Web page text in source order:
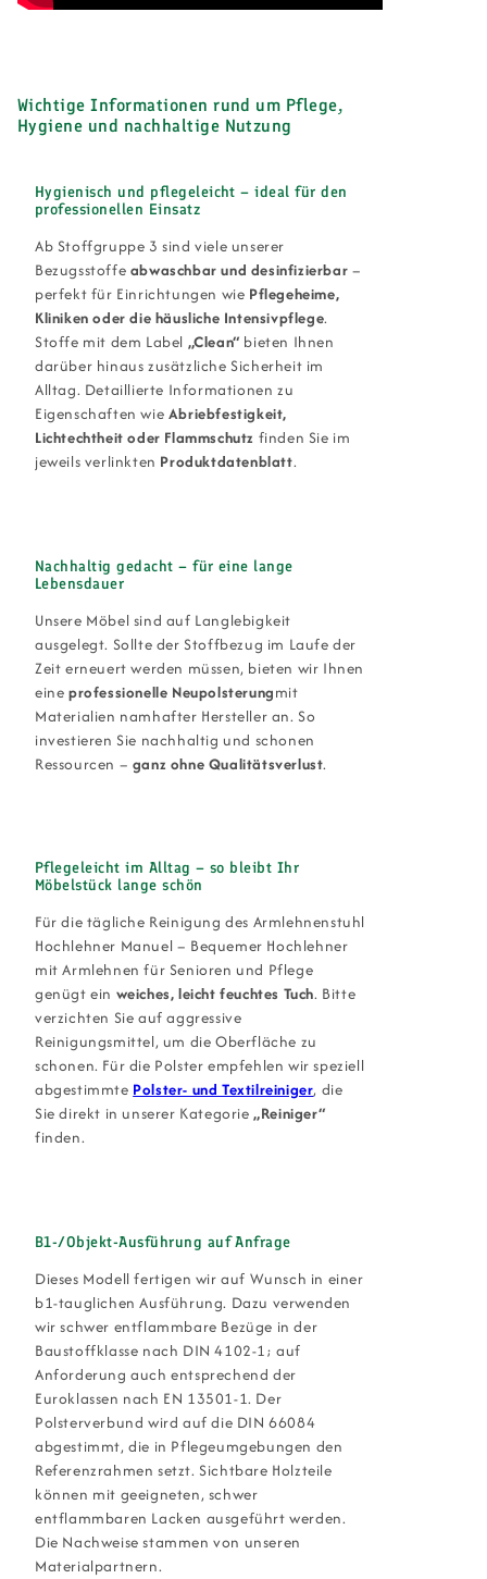
Wichtige Informationen rund um Pflege,
Hygiene und nachhaltige Nutzung
Hygienisch und pflegeleicht – ideal für den
professionellen Einsatz
Ab Stoffgruppe 3 sind viele unserer
Bezugsstoffe abwaschbar und desinfizierbar –
perfekt für Einrichtungen wie Pflegeheime,
Kliniken oder die häusliche Intensivpflege.
Stoffe mit dem Label „Clean“ bieten Ihnen
darüber hinaus zusätzliche Sicherheit im
Alltag. Detaillierte Informationen zu
Eigenschaften wie Abriebfestigkeit,
Lichtechtheit oder Flammschutz finden Sie im
jeweils verlinkten Produktdatenblatt.
Nachhaltig gedacht – für eine lange
Lebensdauer
Unsere Möbel sind auf Langlebigkeit
ausgelegt. Sollte der Stoffbezug im Laufe der
Zeit erneuert werden müssen, bieten wir Ihnen
eine professionelle Neupolsterungmit
Materialien namhafter Hersteller an. So
investieren Sie nachhaltig und schonen
Ressourcen – ganz ohne Qualitätsverlust.
Pflegeleicht im Alltag – so bleibt Ihr
Möbelstück lange schön
Für die tägliche Reinigung des Armlehnenstuhl
Hochlehner Manuel – Bequemer Hochlehner
mit Armlehnen für Senioren und Pflege
genügt ein weiches, leicht feuchtes Tuch. Bitte
verzichten Sie auf aggressive
Reinigungsmittel, um die Oberfläche zu
schonen. Für die Polster empfehlen wir speziell
abgestimmte Polster- und Textilreiniger, die
Sie direkt in unserer Kategorie„Reiniger“
finden.
B1-/Objekt-Ausführung auf Anfrage
Dieses Modell fertigen wir auf Wunsch in einer
b1-tauglichen Ausführung. Dazu verwenden
wir schwer entflammbare Bezüge in der
Baustoffklasse nach DIN 4102-1; auf
Anforderung auch entsprechend der
Euroklassen nach EN 13501-1. Der
Polsterverbund wird auf die DIN 66084
abgestimmt, die in Pflegeumgebungen den
Referenzrahmen setzt. Sichtbare Holzteile
können mit geeigneten, schwer
entflammbaren Lacken ausgeführt werden.
Die Nachweise stammen von unseren
Materialpartnern.